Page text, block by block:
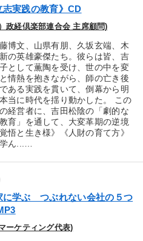
志実践の教育》CD
経倶楽部連合会 主席顧問)
博文、山県有朋、久坂玄端、木
の英雄豪傑たち。彼らは皆、吉
として薫陶を受け、世の中を変
情熱を抱きながら、師の亡き後
ある実践を貫いて、倒幕から明
当に時代を揺り動かした。 この
経営者に、吉田松陰の「劇的な
育」を通して、大変革期の逆境
悟と生き様》《人財の育て方》
ん...…
に学ぶ つぶれない会社の５つ
ーケティング代表)